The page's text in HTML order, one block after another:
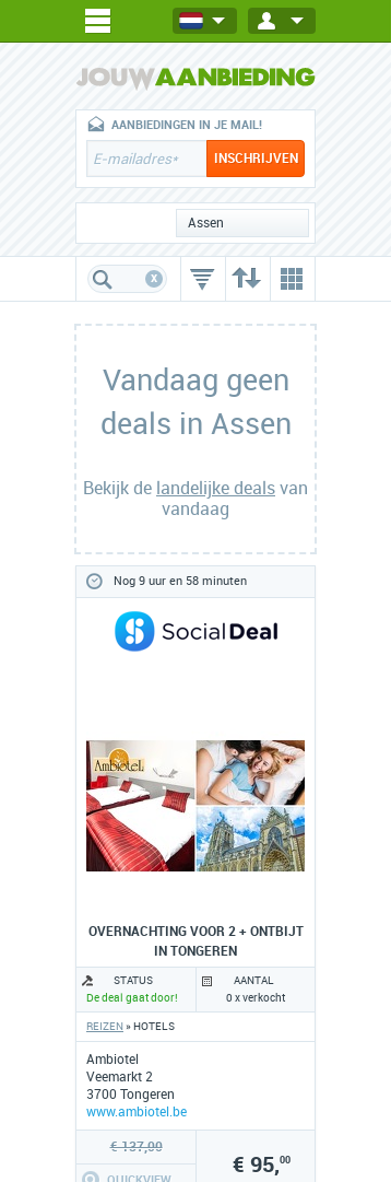
AANBIEDINGEN IN JE MAIL!
Assen
x
Vandaag geen
deals in Assen
Bekijk de landelijke deals van
vandaag
Nog 9 uur en 58 minuten
OVERNACHTING VOOR 2 + ONTBIJT
IN TONGEREN
Ambiotel
Veemarkt 2
3700 Tongeren
www.ambiotel.be
REIZEN» HOTELS
STATUS
De deal gaat door!
AANTAL
0 x verkocht
€ 137,00
€ 95,00